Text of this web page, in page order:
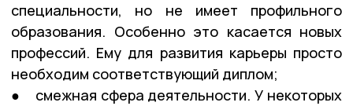
специальности, но не имеет профильного
образования. Особенно это касается новых
профессий. Ему для развития карьеры просто
необходим соответствующий диплом;
● смежная сфера деятельности. У некоторых